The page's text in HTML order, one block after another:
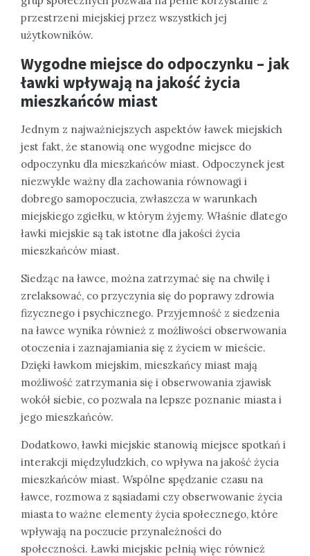
przestrzeni miejskiej przez wszystkich jej
użytkowników.
Wygodne miejsce do odpoczynku – jak
ławki wpływają na jakość życia
mieszkańców miast
Jednym z najważniejszych aspektów ławek miejskich
jest fakt, że stanowią one wygodne miejsce do
odpoczynku dla mieszkańców miast. Odpoczynek jest
niezwykle ważny dla zachowania równowagi i
dobrego samopoczucia, zwłaszcza w warunkach
miejskiego zgiełku, w którym żyjemy. Właśnie dlatego
ławki miejskie są tak istotne dla jakości życia
mieszkańców miast.
Siedząc na ławce, można zatrzymać się na chwilę i
zrelaksować, co przyczynia się do poprawy zdrowia
fizycznego i psychicznego. Przyjemność z siedzenia
na ławce wynika również z możliwości obserwowania
otoczenia i zaznajamiania się z życiem w mieście.
Dzięki ławkom miejskim, mieszkańcy miast mają
możliwość zatrzymania się i obserwowania zjawisk
wokół siebie, co pozwala na lepsze poznanie miasta i
jego mieszkańców.
Dodatkowo, ławki miejskie stanowią miejsce spotkań i
interakcji międzyludzkich, co wpływa na jakość życia
mieszkańców miast. Wspólne spędzanie czasu na
ławce, rozmowa z sąsiadami czy obserwowanie życia
miasta to ważne elementy życia społecznego, które
wpływają na poczucie przynależności do
społeczności. Ławki miejskie pełnią więc również